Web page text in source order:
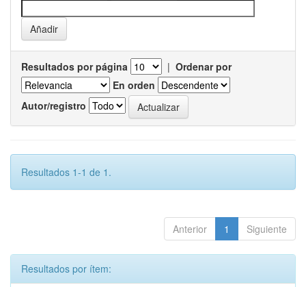
Resultados por página | Ordenar por
En orden
Autor/registro
Resultados 1-1 de 1.
Anterior 1 Siguiente
Resultados por ítem: